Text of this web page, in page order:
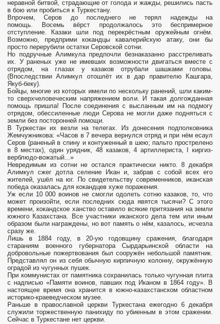
неравной битвой, страдающие от голода и жажды, решились пасть
в бою или пробиться к Туркестану.
Впрочем, Серов до последнего не терял надежды на
помощь. Восемь вёрст продолжалось это беспримерное
отступление. Казаки шли под перекрёстным оружейным огнём.
Возможно, предприми кокандцы кавалерийскую атаку, они бы
просто перерубили остатки Серовской сотни.
Но подручные Алимкула предпочли безнаказанно расстреливать
их. У раненых уже не имевших возможности двигаться вместе с
отрядом, на глазах у казаков отрубали шашками головы.
(Впоследствии Алимкул отошлёт их в дар правителю Кашгара,
Якуб-беку).
Бойцы, многие из которых имели по нескольку ранений, шли каким-
то сверхчеловеческим напряжением воли. И такая долгожданная
помощь пришла! После соединения с высланным им на подмогу
отрядом, обессиленные люди Серова не могли даже подняться с
земли без посторонней помощи.
В Туркестан их везли на телегах. Из донесения подполковника
Жемчужникова: «Часов в 7 вечера вернулся отряд и при нём есаул
Серов (раненый в спину и контуженный в шею; пальто прострелено
в 8 местах), один урядник, 48 казаков, 4 артиллериста, I киргиз-
верблюдо-вожатый...»
Невредимым из сотни не остался практически никто. 8 декабря
Алимкул сжег дотла селение Икан и, забрав с собой всех его
жителей, ушёл на юг. По свидетельству современников, иканская
победа оказалась для кокандцев хуже поражения.
Уж если 10 000 воинов не смогли одолеть сотню казаков, то, что
может произойти, если последних сюда явятся тысячи? С этого
времени, кокандское ханство оставило всякие притязания на земли
южного Казахстана. Все участники иканского дела тем или иным
образом были награждены, но вот память о нём, казалось, исчезла
сразу же.
Лишь в 1884 году, в 20-ую годовщину сражения, благодаря
стараниям военного губернатора Сырдарьинской области на
добровольные пожертвования был сооружён небольшой памятник.
Представлял он из себя обычную кирпичную колонну, окружённую
оградой из чугунных пушек.
При коммунистах от памятника сохранилась только чугунная плита
с надписью «Памяти воинов, павших под Иканом в 1864 году». В
настоящее время она хранится в южно-казахстанском областном
историко-­краеведческом музее.
Раньше в православной церкви Туркестана ежегодно 6 декабря
служили торжественную панихиду по убиенным в этом сражении.
Сейчас в Туркестане нет церкви.